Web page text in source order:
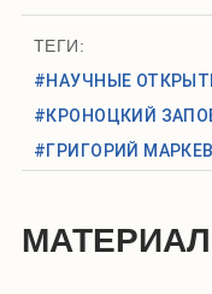
ТЕГИ:
#НАУЧНЫЕ
#КРОНОЦКИЙ
#ГРИГОРИЙ